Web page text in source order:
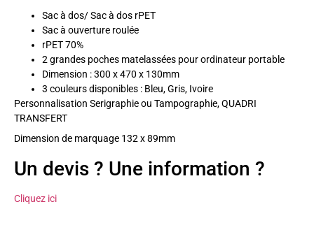
Sac à dos/ Sac à dos rPET
Sac à ouverture roulée
rPET 70%
2 grandes poches matelassées pour ordinateur portable
Dimension : 300 x 470 x 130mm
3 couleurs disponibles : Bleu, Gris, Ivoire
Personnalisation Serigraphie ou Tampographie, QUADRI
TRANSFERT
Dimension de marquage 132 x 89mm
Un devis ? Une information ?
Cliquez ici